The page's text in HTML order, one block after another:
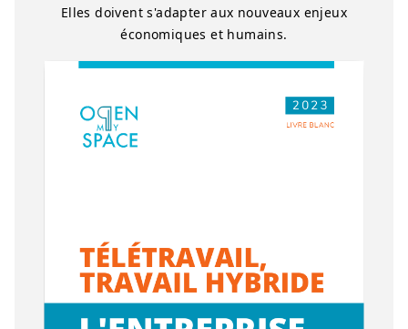
Elles doivent s'adapter aux nouveaux enjeux
économiques et humains.